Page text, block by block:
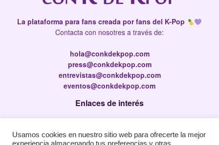
La plataforma para fans creada por fans del K-Pop
Contacta con nosotres a través de:
hola@conkdekpop.com
press@conkdekpop.com
entrevistas@conkdekpop.com
eventos@conkdekpop.com
Enlaces de interés
Política de privacidad
Usamos cookies en nuestro sitio web para ofrecerte la mejor